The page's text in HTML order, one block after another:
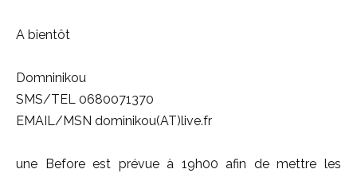
A bientôt
Domninikou
SMS/TEL 0680071370
EMAIL/MSN dominikou(AT)live.fr
une Before est prévue à 19h00 afin de mettre les